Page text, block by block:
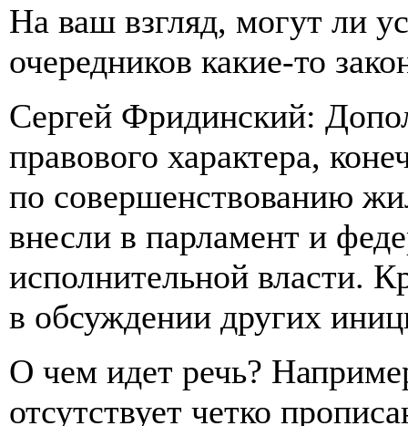
На ваш взгляд, могут ли
очередников какие-то
Сергей Фридинский:
правового характера,
по совершенствованию
внесли в парламент и
исполнительной власти.
в обсуждении других
О чем идет речь?
отсутствует четко